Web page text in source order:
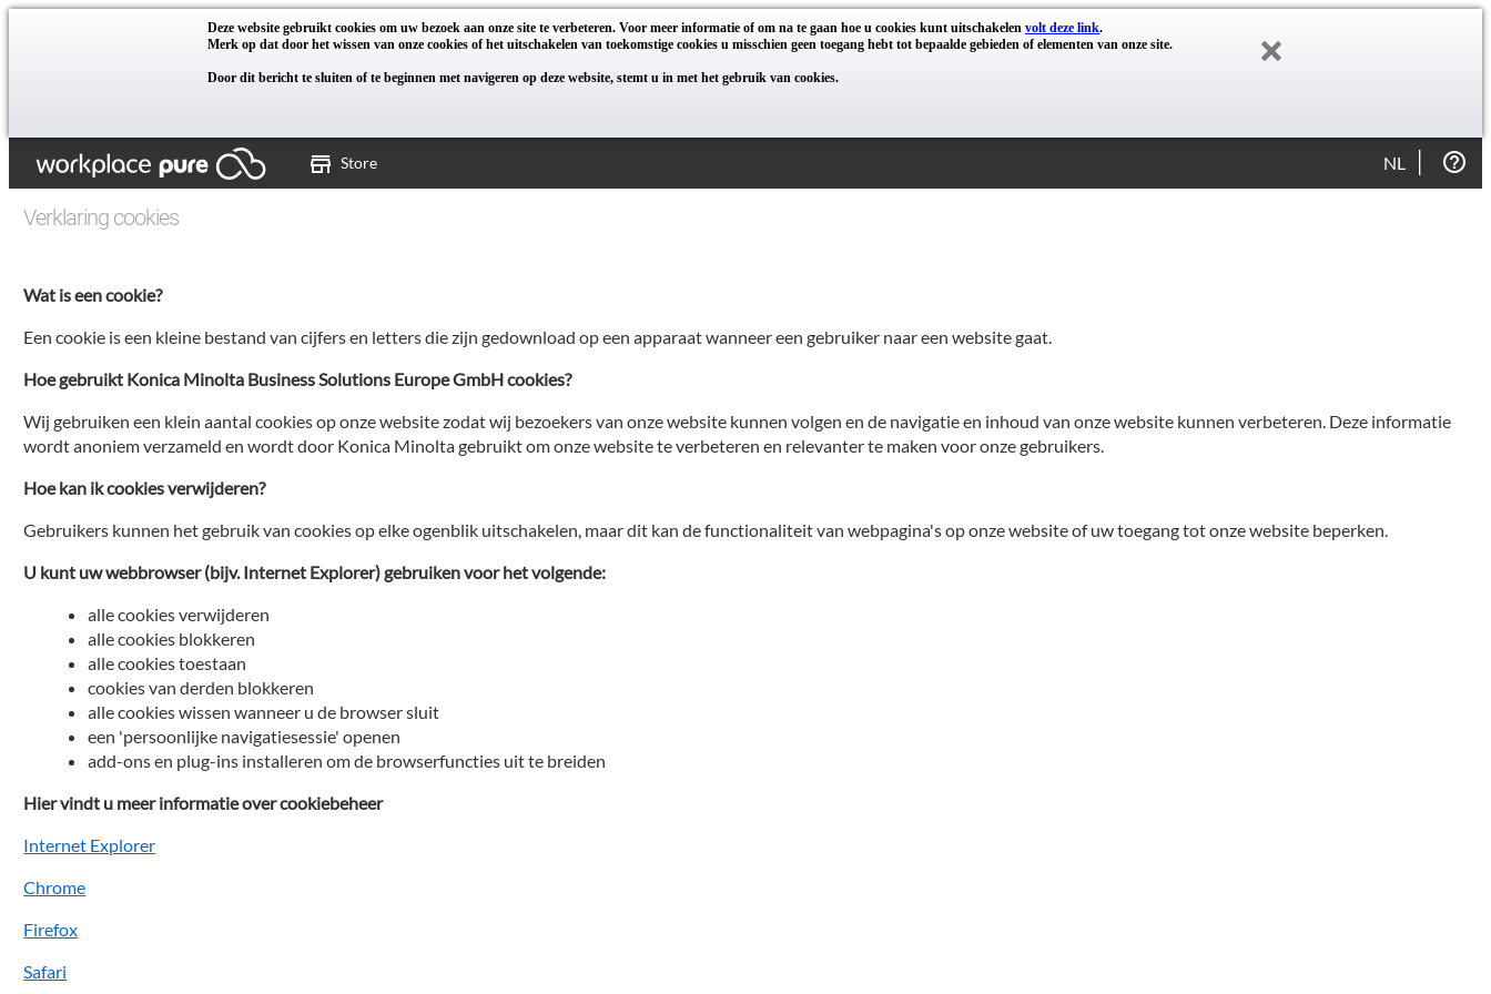
Deze website gebruikt cookies om uw bezoek aan onze site te verbeteren. Voor meer informatie of om na te gaan hoe u cookies kunt uitschakelen volt deze link.
Merk op dat door het wissen van onze cookies of het uitschakelen van toekomstige cookies u misschien geen toegang hebt tot bepaalde gebieden of elementen van onze site.
Door dit bericht te sluiten of te beginnen met navigeren op deze website, stemt u in met het gebruik van cookies.
Store NL
Verklaring cookies
Wat is een cookie?
Een cookie is een kleine bestand van cijfers en letters die zijn gedownload op een apparaat wanneer een gebruiker naar een website gaat.
Hoe gebruikt Konica Minolta Business Solutions Europe GmbH cookies?
Wij gebruiken een klein aantal cookies op onze website zodat wij bezoekers van onze website kunnen volgen en de navigatie en inhoud van onze website kunnen verbeteren. Deze informatie
wordt anoniem verzameld en wordt door Konica Minolta gebruikt om onze website te verbeteren en relevanter te maken voor onze gebruikers.
Hoe kan ik cookies verwijderen?
Gebruikers kunnen het gebruik van cookies op elke ogenblik uitschakelen, maar dit kan de functionaliteit van webpagina's op onze website of uw toegang tot onze website beperken.
U kunt uw webbrowser (bijv. Internet Explorer) gebruiken voor het volgende:
alle cookies verwijderen
alle cookies blokkeren
alle cookies toestaan
cookies van derden blokkeren
alle cookies wissen wanneer u de browser sluit
een 'persoonlijke navigatiesessie' openen
add-ons en plug-ins installeren om de browserfuncties uit te breiden
Hier vindt u meer informatie over cookiebeheer
Internet Explorer
Chrome
Firefox
Safari